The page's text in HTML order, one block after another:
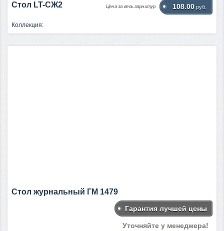
Стол LT-СЖ2 Цена за весь гарнитур 108.00 руб.
Коллекция:
Стол журнальный ГМ 1479
Гарантия лучшей цены
Уточняйте у менеджера!